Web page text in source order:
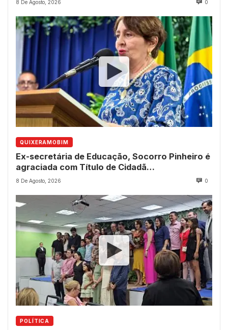
8 De Agosto, 2026 0
QUIXERAMOBIM
Ex-secretária de Educação, Socorro Pinheiro é
agraciada com Título de Cidadã
Quixeramobinense
8 De Agosto, 2026 0
POLÍTICA